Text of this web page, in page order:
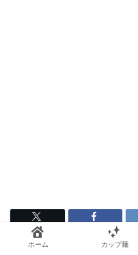
ホーム カップ麺